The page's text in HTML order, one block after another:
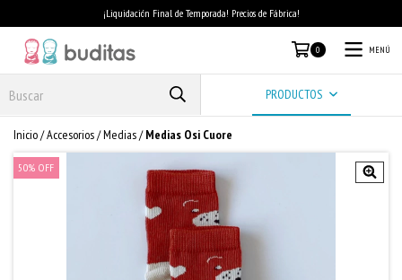
¡Liquidación Final de Temporada! Precios de Fábrica!
0 MENÚ
PRODUCTOS
Inicio/Accesorios/Medias/ Medias Osi Cuore
50% OFF